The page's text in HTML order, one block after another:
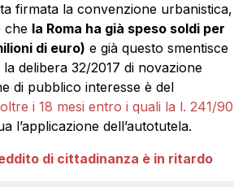
firmata la convenzione urbanistica,
che la Roma ha già speso soldi per
di euro) e già questo smentisce
delibera 32/2017 di novazione
di pubblico interesse è del
oltre i 18 mesi entro i quali la l. 241/90
l’applicazione dell’autotutela.
di cittadinanza è in ritardo